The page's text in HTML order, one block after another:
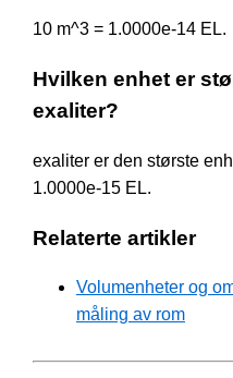
10 m^3 = 1.0000e-14 EL.
Hvilken enhet er
exaliter?
exaliter er den største
1.0000e-15 EL.
Relaterte artikler
Volumenheter og
måling av rom